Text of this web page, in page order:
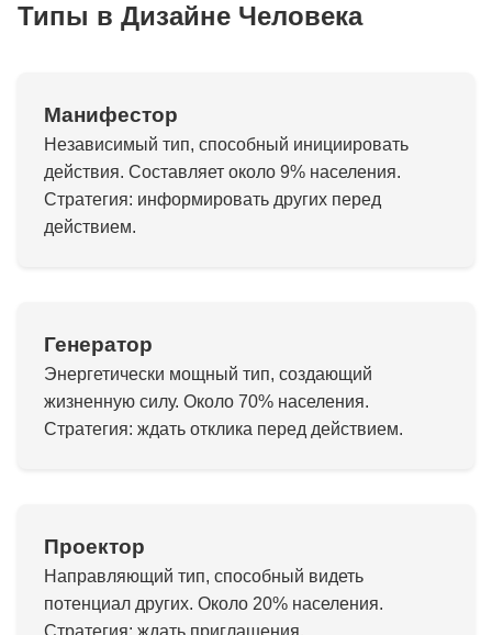
Типы в Дизайне Человека
Манифестор
Независимый тип, способный инициировать
действия. Составляет около 9% населения.
Стратегия: информировать других перед
действием.
Генератор
Энергетически мощный тип, создающий
жизненную силу. Около 70% населения.
Стратегия: ждать отклика перед действием.
Проектор
Направляющий тип, способный видеть
потенциал других. Около 20% населения.
Стратегия: ждать приглашения.